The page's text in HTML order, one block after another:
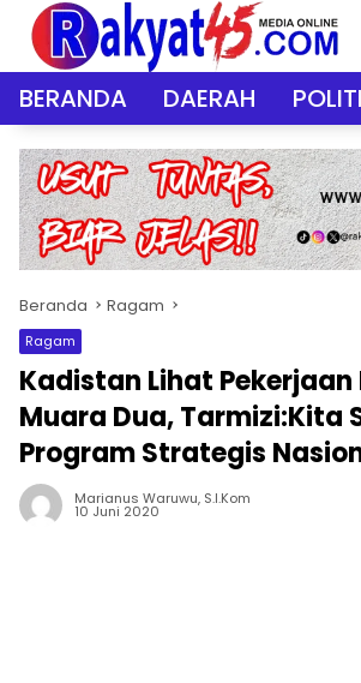
Langsung
konten
BERANDA DAERAH
Beranda Ragam
Ragam
Kadistan Lihat Pekerjaan
Muara Dua, Tarmizi:Kita
Program Strategis
Marianus Waruwu, S.I.Kom
10 Juni 2020